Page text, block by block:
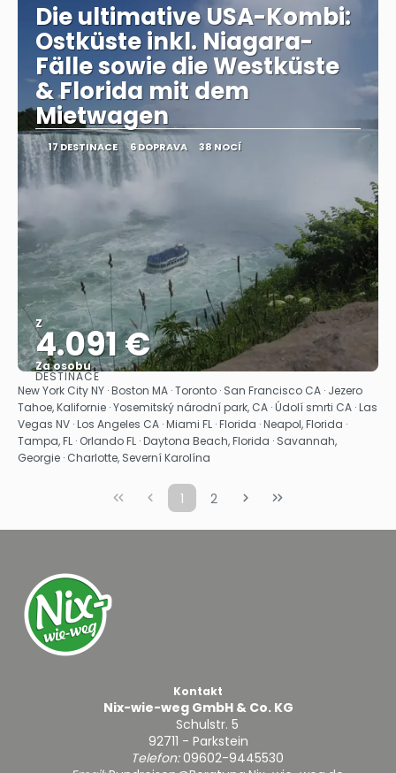
Die ultimative USA-Kombi:
Ostküste inkl. Niagara-
Fälle sowie die Westküste
& Florida mit dem
Mietwagen
17 DESTINACE 6 DOPRAVA 38 NOCÍ
Z
4.091 €
Za osobu
Zobrazit
DESTINACE
New York City NY · Boston MA · Toronto · San Francisco CA · Jezero
Tahoe, Kalifornie · Yosemitský národní park, CA · Údolí smrti CA · Las
Vegas NV · Los Angeles CA · Miami FL · Florida · Neapol, Florida ·
Tampa, FL · Orlando FL · Daytona Beach, Florida · Savannah,
Georgie · Charlotte, Severní Karolína
1 2
Kontakt
Nix-wie-weg GmbH & Co. KG
Schulstr. 5
92711 - Parkstein
Telefon:09602-9445530